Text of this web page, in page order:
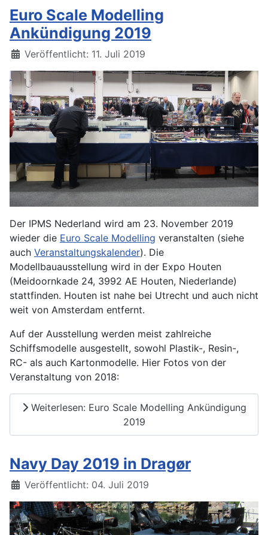
Euro Scale Modelling
Ankündigung 2019
Details
Veröffentlicht: 11. Juli 2019
Der IPMS Nederland wird am 23. November 2019
wieder die Euro Scale Modelling veranstalten (siehe
auch Veranstaltungskalender). Die
Modellbauausstellung wird in der Expo Houten
(Meidoornkade 24, 3992 AE Houten, Niederlande)
stattfinden. Houten ist nahe bei Utrecht und auch nicht
weit von Amsterdam entfernt.
Auf der Ausstellung werden meist zahlreiche
Schiffsmodelle ausgestellt, sowohl Plastik-, Resin-,
RC- als auch Kartonmodelle. Hier Fotos von der
Veranstaltung von 2018:
Weiterlesen: Euro Scale Modelling Ankündigung
2019
Navy Day 2019 in Dragør
Details
Veröffentlicht: 04. Juli 2019